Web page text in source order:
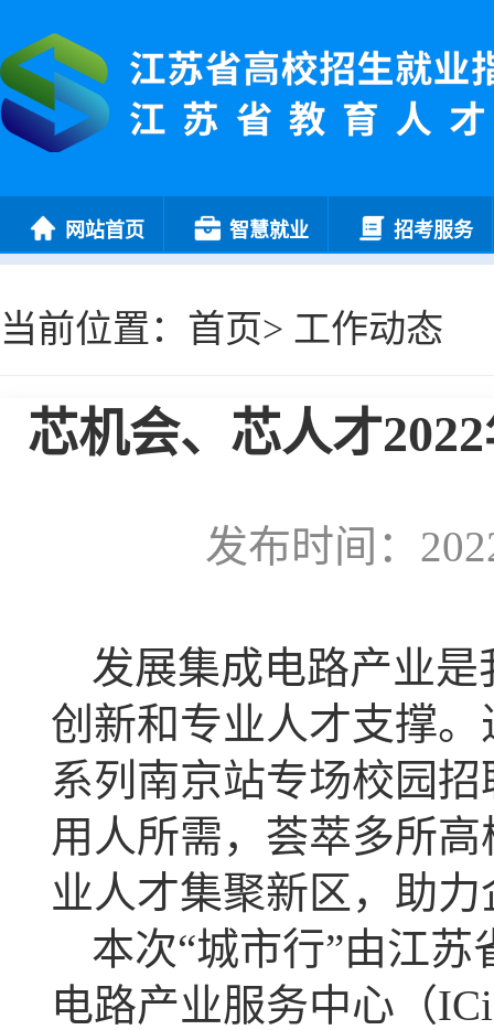
网站首页 智慧就业 招考服务
当前位置： 首页> 工作动态
芯机会、芯人才
发布时间：
发展集成电路产业
创新和专业人才支撑。
系列南京站专场校园
用人所需，荟萃多所
业人才集聚新区，助
本次“城市行”由江
电路产业服务中心（